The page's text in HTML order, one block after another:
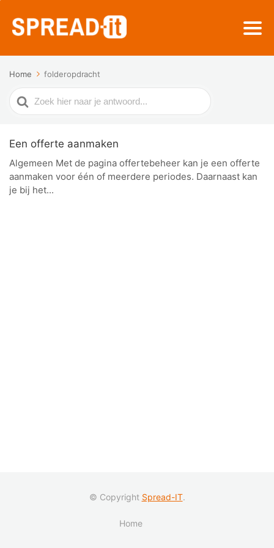
Home folderopdracht
Zoek
naar
Een offerte aanmaken
Algemeen Met de pagina offertebeheer kan je een offerte
aanmaken voor één of meerdere periodes. Daarnaast kan
je bij het...
© Copyright Spread-IT.
Home